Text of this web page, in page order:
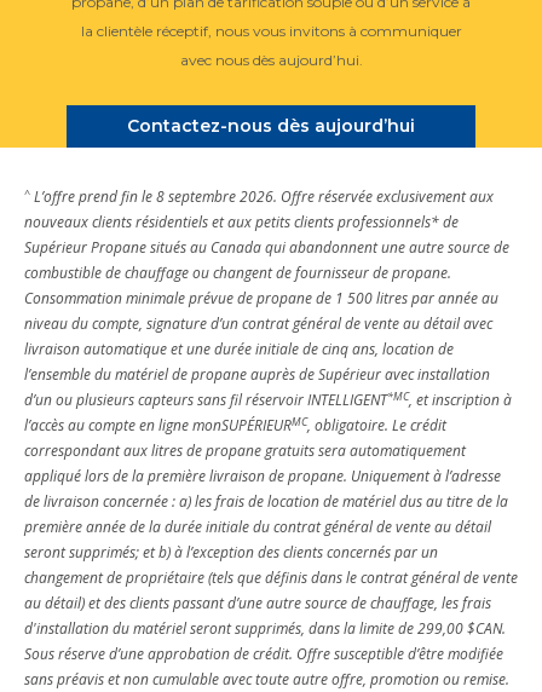
la clientèle réceptif, nous vous invitons à communiquer
avec nous dès aujourd’hui.
Contactez-nous dès aujourd’hui
^ L’offre prend fin le 8 septembre 2026. Offre réservée exclusivement aux
nouveaux clients résidentiels et aux petits clients professionnels* de
Supérieur Propane situés au Canada qui abandonnent une autre source de
combustible de chauffage ou changent de fournisseur de propane.
Consommation minimale prévue de propane de 1 500 litres par année au
niveau du compte, signature d’un contrat général de vente au détail avec
livraison automatique et une durée initiale de cinq ans, location de
l’ensemble du matériel de propane auprès de Supérieur avec installation
d’un ou plusieurs capteurs sans fil réservoir INTELLIGENT*MC, et inscription à
l’accès au compte en ligne monSUPÉRIEURMC, obligatoire. Le crédit
correspondant aux litres de propane gratuits sera automatiquement
appliqué lors de la première livraison de propane. Uniquement à l’adresse
de livraison concernée : a) les frais de location de matériel dus au titre de la
première année de la durée initiale du contrat général de vente au détail
seront supprimés; et b) à l’exception des clients concernés par un
changement de propriétaire (tels que définis dans le contrat général de vente
au détail) et des clients passant d’une autre source de chauffage, les frais
d'installation du matériel seront supprimés, dans la limite de 299,00 $CAN.
Sous réserve d’une approbation de crédit. Offre susceptible d’être modifiée
sans préavis et non cumulable avec toute autre offre, promotion ou remise.